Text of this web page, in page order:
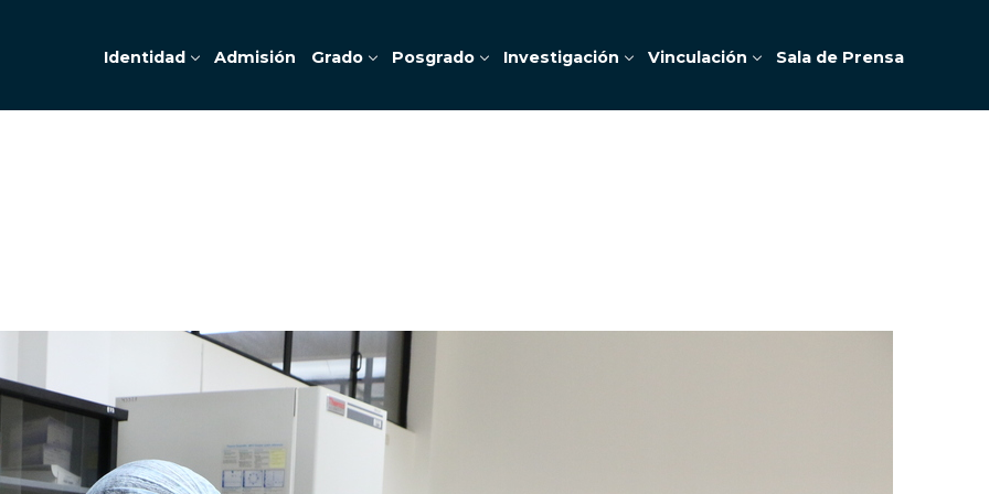
Identidad Admisión Grado Posgrado Investigación Vinculación Sala de Prensa